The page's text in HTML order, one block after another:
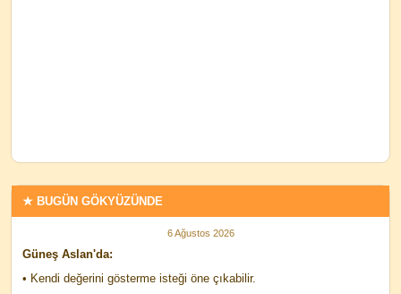
★ BUGÜN GÖKYÜZÜNDE
6 Ağustos 2026
Güneş Aslan'da:
• Kendi değerini gösterme isteği öne çıkabilir.